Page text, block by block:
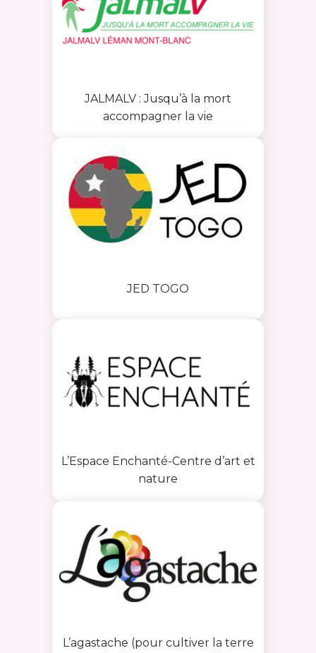
JALMALV : Jusqu’à la mort
accompagner la vie
JED TOGO
L’Espace Enchanté-Centre d’art et
nature
L’agastache (pour cultiver la terre